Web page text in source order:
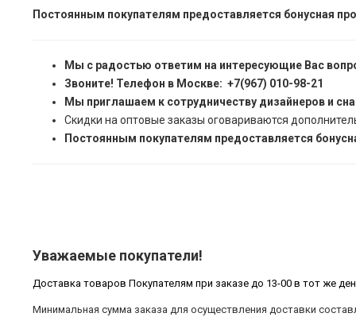
Постоянным покупателям предоставляется бонусная
Мы с радостью ответим на интересующие Вас
Звоните! Телефон в Москве: +7(967) 010-98-21
Мы приглашаем к сотрудничеству дизайнеров и
Скидки на оптовые заказы оговариваются
Постоянным покупателям предоставляется
Уважаемые покупатели!
Доставка товаров Покупателям при заказе до 13-00 в тот же
Минимальная сумма заказа для осуществления доставки